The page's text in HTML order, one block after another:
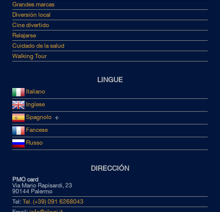
Grandes marcas
Diversión local
Cine divertido
Relajarse
Cuidado de la salud
Walking Tour
LINGUE
Italiano
Inglese
Spagnolo
Fancese
Russo
DIRECCIÓN
PMO card
Via Mario Rapisardi, 23
90144 Palermo
Tel: Tel. (+39) 091 6268043